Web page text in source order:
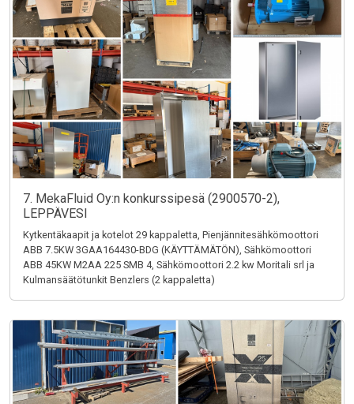
7. MekaFluid Oy:n konkurssipesä (2900570-2),
LEPPÄVESI
Kytkentäkaapit ja kotelot 29 kappaletta, Pienjännitesähkömoottori
ABB 7.5KW 3GAA164430-BDG (KÄYTTÄMÄTÖN), Sähkömoottori
ABB 45KW M2AA 225 SMB 4, Sähkömoottori 2.2 kw Moritali srl ja
Kulmansäätötunkit Benzlers (2 kappaletta)